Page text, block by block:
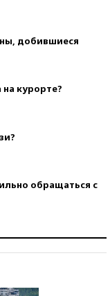
добившиеся
курорте?
обращаться с